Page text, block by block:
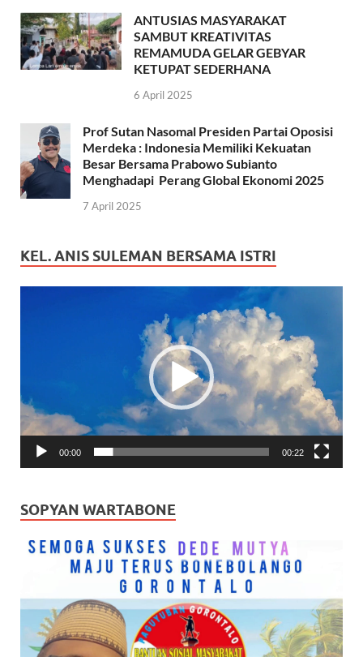
ANTUSIAS MASYARAKAT
SAMBUT KREATIVITAS
REMAMUDA GELAR GEBYAR
KETUPAT SEDERHANA
6 April 2025
Prof Sutan Nasomal Presiden Partai Oposisi
Merdeka : Indonesia Memiliki Kekuatan
Besar Bersama Prabowo Subianto
Menghadapi Perang Global Ekonomi 2025
7 April 2025
KEL. ANIS SULEMAN BERSAMA ISTRI
00:00 00:22
SOPYAN WARTABONE